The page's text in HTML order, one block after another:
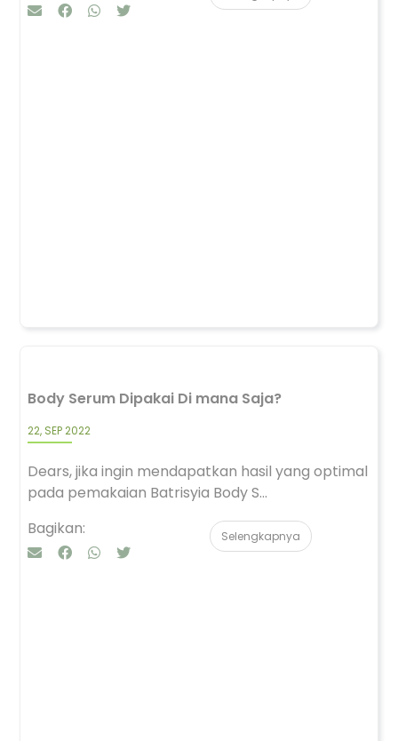
Body Serum Dipakai Di mana Saja?
22, SEP 2022
Dears, jika ingin mendapatkan hasil yang optimal
pada pemakaian Batrisyia Body S...
Bagikan:
Selengkapnya